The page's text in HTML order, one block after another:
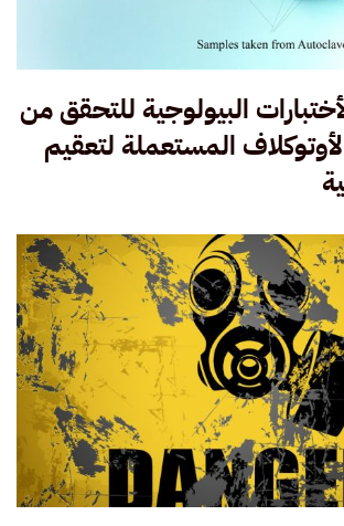
البيولوجية للتحقق من
المستعملة لتعقيم